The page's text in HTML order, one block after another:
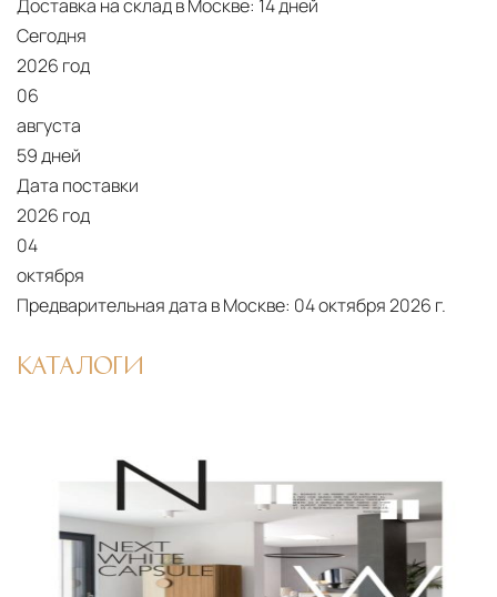
Доставка на склад в Москве: 14 дней
Сегодня
2026 год
06
августа
59 дней
Дата поставки
2026 год
04
октября
Предварительная дата в Москве: 04 октября 2026 г.
КАТАЛОГИ